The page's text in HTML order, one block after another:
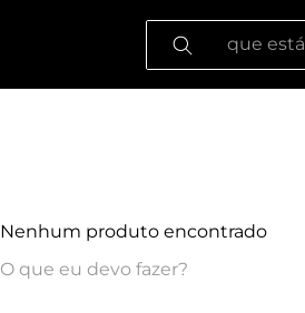
O que está
Nenhum produto encontrado
O que eu devo fazer?